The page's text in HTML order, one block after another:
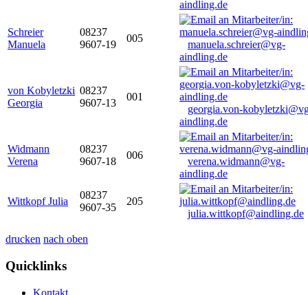
aindling.de
Schreier
Manuela
08237
9607-19
005
manuela.schreier@vg-
aindling.de
von Kobyletzki
Georgia
08237
9607-13
001
georgia.von-
aindling.de
Widmann
Verena
08237
9607-18
006
verena.widmann@vg-
aindling.de
Wittkopf Julia
08237
9607-35
205
julia.wittkopf@aindling.de
drucken nach oben
Quicklinks
Kontakt